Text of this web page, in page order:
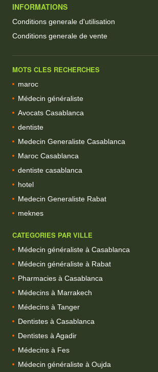
INFORMATIONS
Conditions generale d'utilisation
Conditions generale de vente
MOTS CLES RECHERCHES
maroc
Médecin généraliste
Avocats Casablanca
dentiste
Medecin Generaliste Casablanca
Maroc Casablanca
dentiste casablanca
hotel
Medecin Generaliste Rabat
meknes
CATEGORIES PAR VILLE
Médecin généraliste à Casablanca
Médecin généraliste à Rabat
Pharmacies à Casablanca
Médecins à Marrakech
Médecins à Tanger
Dentistes à Casablanca
Dentistes à Agadir
Médecins à Fes
Médecin généraliste à Oujda